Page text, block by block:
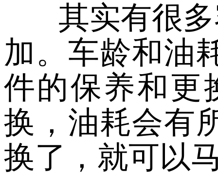
其实有很
加。车龄和油
件的保养和更
换，油耗会有
换了，就可以